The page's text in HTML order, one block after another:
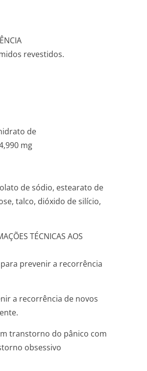
revestidos.
de
mg
de sódio, estearato de
talco, dióxido de silício,
TÉCNICAS AOS
prevenir a recorrência
a recorrência de novos
transtorno do pânico com
obsessivo